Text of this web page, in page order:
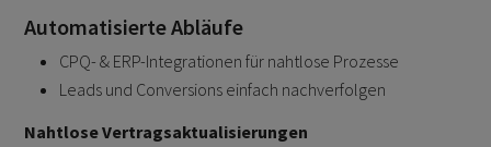
Automatisierte Abläufe
CPQ- & ERP-Integrationen für nahtlose Prozesse
Leads und Conversions einfach nachverfolgen
Nahtlose Vertragsaktualisierungen